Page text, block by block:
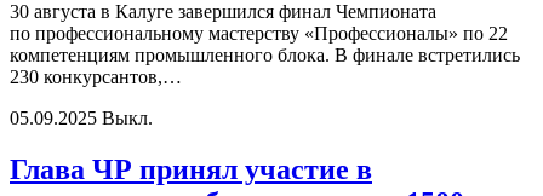
30 августа в Калуге завершился финал Чемпионата
по профессиональному мастерству «Профессионалы» по 22
компетенциям промышленного блока. В финале встретились
230 конкурсантов,…
05.09.2025 Выкл.
Глава ЧР принял участие в